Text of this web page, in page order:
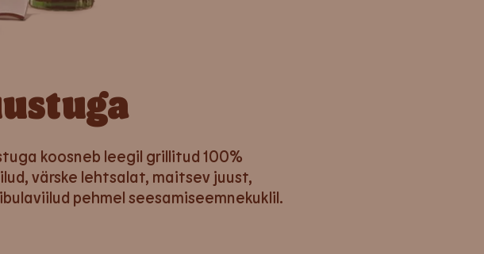
koosneb leegil grillitud 100%
värske lehtsalat, maitsev juust,
pehmel seesamiseemnekuklil.